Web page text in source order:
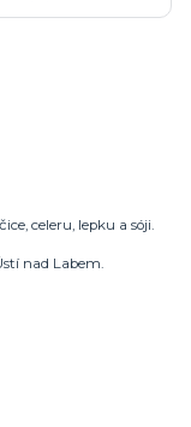
celeru, lepku a sóji.
nad Labem.